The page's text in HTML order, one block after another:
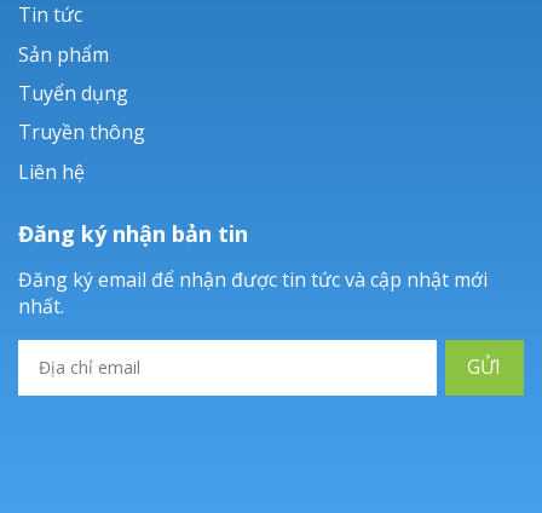
Tin tức
Sản phẩm
Tuyển dụng
Truyền thông
Liên hệ
Đăng ký nhận bản tin
Đăng ký email để nhận được tin tức và cập nhật mới
nhất.
GỬI